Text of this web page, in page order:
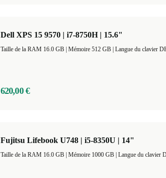
Dell XPS 15 9570 | i7-8750H | 15.6"
Langue du clavier
620,00 €
Fujitsu Lifebook U748 | i5-8350U | 14"
Langue du clavier